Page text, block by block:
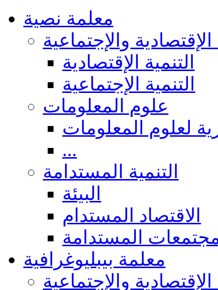
معلمة نصية
الإقتصادية والإجتماعية
التنمية الإقتصادية
التنمية الإجتماعية
علوم المعلومات
لعلوم المعلومات
...
التنمية المستدامة
البيئة
الاقتصاد المستدام
المستدامة
معلمة بيبليوغرافية
الإقتصادية والإجتماعية